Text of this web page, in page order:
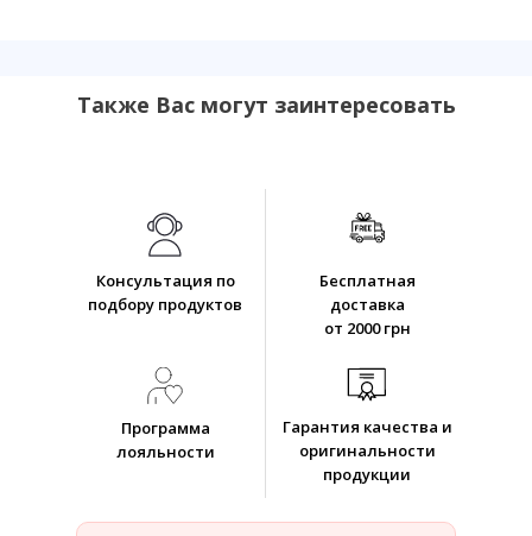
Также Вас могут заинтересовать
Консультация по
подбору продуктов
Бесплатная
доставка
от 2000 грн
Программа
лояльности
Гарантия качества и
оригинальности
продукции